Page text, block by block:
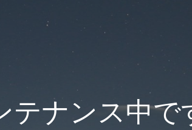
テナンス中で